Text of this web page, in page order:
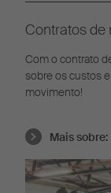
Contratos
Com o contrato
sobre os custos
movimento!
Mais sobre: